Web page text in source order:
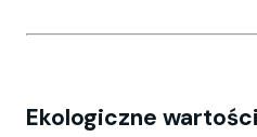
Ekologiczne wartości